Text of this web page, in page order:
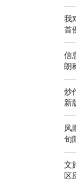
我
首
信
朗
炒
新
风
旬
文
区